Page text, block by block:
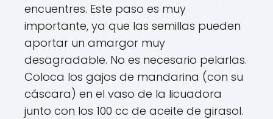
encuentres. Este paso es muy
importante, ya que las semillas pueden
aportar un amargor muy
desagradable. No es necesario pelarlas.
Coloca los gajos de mandarina (con su
cáscara) en el vaso de la licuadora
junto con los 100 cc de aceite de girasol.